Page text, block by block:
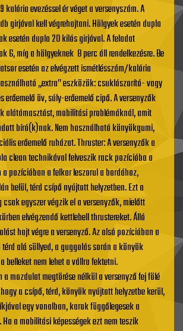
kalória evezéssel ér véget a versenyszám. A
girjával kell végrehajtani. Hölgyek esetén dupla
esetén dupla 20 kilós girjával. A feladat
6, míg a hölgyeknek 8 perc áll rendelkezésre. Be
esetén az elvégzett ismétlésszám/kalória
„extra” eszközök: csuklószorító- vagy
erőemelő öv, súly-erőemelő cipő. A versenyzők
alátámasztást, mobilitási problémáknál, amit
bíró(k)nak. Nem használható könyökgumi,
erőemelő ruházat. Thruster: A versenyzők a
clean technikával felveszik rack pozícióba a
a pozícióban a felkar leszorul a bordához,
belül, térd csípő nyújtott helyzetben. Ezt a
egyszer végzik el a versenyzők, mielőtt
elvégzendő kettlebell thrustereket. Álló
hajt végre a versenyző. Az alsó pozícióban a
alá süllyed, a guggolás során a könyök
belleket nem lehet a vállra fektetni.
a mozdulat megtörése nélkül a versenyző fej fölé
a csípő, térd, könyök nyújtott helyzetbe kerül,
egy vonalban, karok függőlegesek a
a mobilitási képességek ezt nem teszik